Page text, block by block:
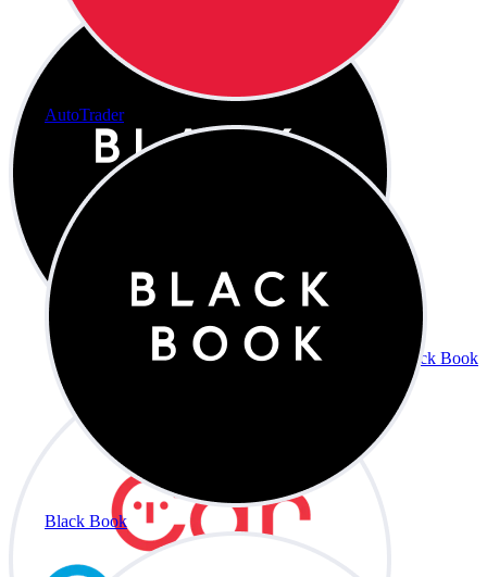
AutoTrader
Black Book
Black Book